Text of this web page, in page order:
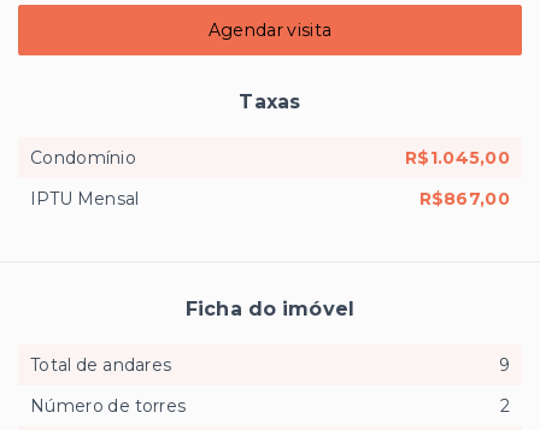
Agendar visita
Taxas
Condomínio
R$1.045,00
IPTU Mensal
R$867,00
Ficha do imóvel
Total de andares
9
Número de torres
2